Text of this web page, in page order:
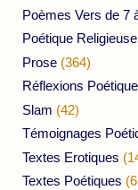
Poèmes Vers de 7
Poétique Religieuse
Prose (364)
Réflexions
Slam (42)
Témoignages
Textes Erotiques
Textes Poétiques